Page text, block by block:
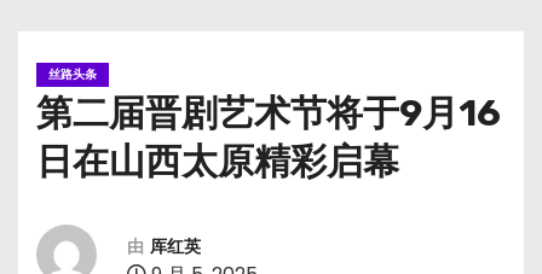
丝路头条
第二届晋剧艺术节将于9月16
日在山西太原精彩启幕
由 厍红英